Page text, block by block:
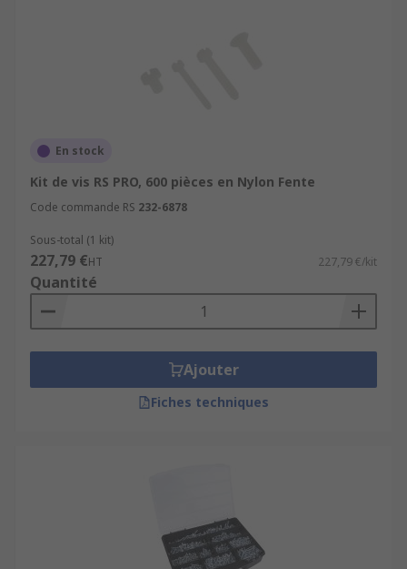
En stock
Kit de vis RS PRO, 600 pièces en Nylon Fente
Code commande RS 232-6878
Sous-total (1 kit)
227,79 €HT 227,79 €/kit
Quantité
Ajouter
Fiches techniques